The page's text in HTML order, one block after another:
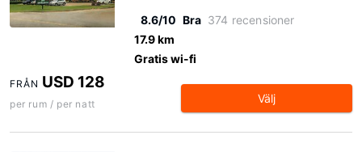
8.6/10 Bra 374 recensioner
17.9 km
Gratis wi-fi
FRÅN USD 128
per rum / per natt Välj